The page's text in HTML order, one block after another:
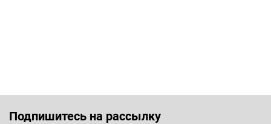
Подпишитесь на рассылку